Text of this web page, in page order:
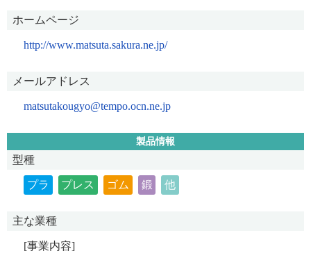
ホームページ
http://www.matsuta.sakura.ne.jp/
メールアドレス
matsutakougyo@tempo.ocn.ne.jp
製品情報
型種
プラ プレス ゴム 鍛 他
主な業種
[事業内容]